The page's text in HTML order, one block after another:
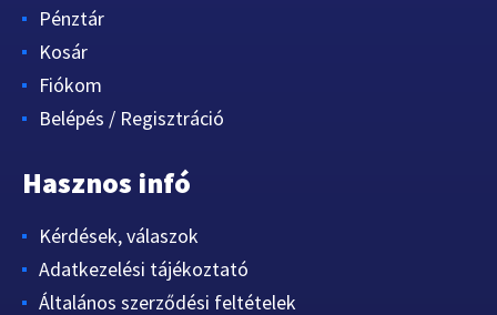
Pénztár
Kosár
Fiókom
Belépés / Regisztráció
Hasznos infó
Kérdések, válaszok
Adatkezelési tájékoztató
Általános szerződési feltételek